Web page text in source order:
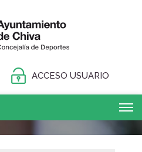
ACCESO USUARIO